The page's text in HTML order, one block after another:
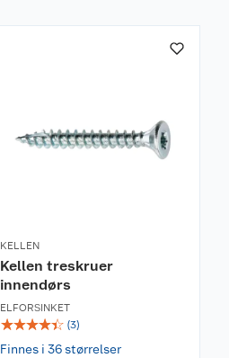
KELLEN
Kellen treskruer
innendørs
ELFORSINKET
☆☆☆☆☆ (3)
Finnes i 36 størrelser